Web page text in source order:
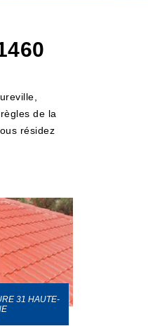
de la
résidez
31 HAUTE-